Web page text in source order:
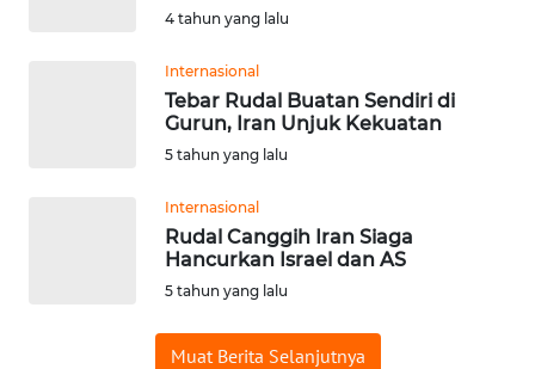
4 tahun yang lalu
Internasional
Tebar Rudal Buatan Sendiri di
Gurun, Iran Unjuk Kekuatan
5 tahun yang lalu
Internasional
Rudal Canggih Iran Siaga
Hancurkan Israel dan AS
5 tahun yang lalu
Muat Berita Selanjutnya